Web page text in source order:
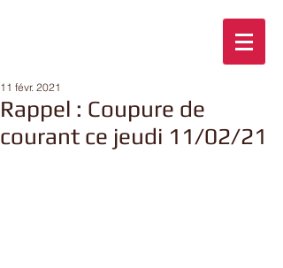
Rappel : Coupure de
courant ce jeudi 11/02/21
11 févr. 2021